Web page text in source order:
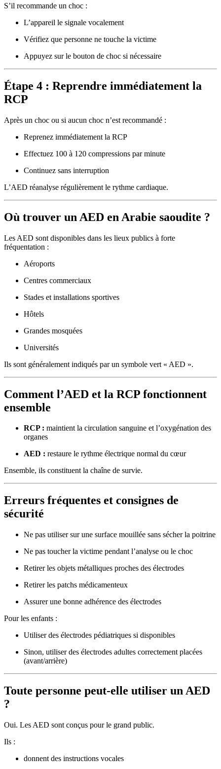
S’il recommande un choc :
L’appareil le signale vocalement
Vérifiez que personne ne touche la victime
Appuyez sur le bouton de choc si nécessaire
Étape 4 : Reprendre immédiatement la
RCP
Après un choc ou si aucun choc n’est recommandé :
Reprenez immédiatement la RCP
Effectuez 100 à 120 compressions par minute
Continuez sans interruption
L’AED réanalyse régulièrement le rythme cardiaque.
Où trouver un AED en Arabie saoudite ?
Les AED sont disponibles dans les lieux publics à forte
fréquentation :
Aéroports
Centres commerciaux
Stades et installations sportives
Hôtels
Grandes mosquées
Universités
Ils sont généralement indiqués par un symbole vert « AED ».
Comment l’AED et la RCP fonctionnent
ensemble
RCP : maintient la circulation sanguine et l’oxygénation des
organes
AED : restaure le rythme électrique normal du cœur
Ensemble, ils constituent la chaîne de survie.
Erreurs fréquentes et consignes de
sécurité
Ne pas utiliser sur une surface mouillée sans sécher la poitrine
Ne pas toucher la victime pendant l’analyse ou le choc
Retirer les objets métalliques proches des électrodes
Retirer les patchs médicamenteux
Assurer une bonne adhérence des électrodes
Pour les enfants :
Utiliser des électrodes pédiatriques si disponibles
Sinon, utiliser des électrodes adultes correctement placées
(avant/arrière)
Toute personne peut-elle utiliser un AED
?
Oui. Les AED sont conçus pour le grand public.
Ils :
donnent des instructions vocales